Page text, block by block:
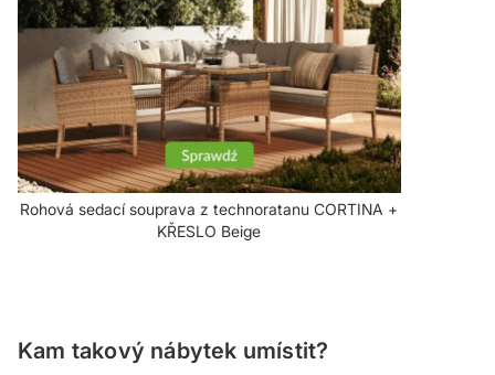
Rohová sedací souprava z technoratanu CORTINA +
KŘESLO Beige
Kam takový nábytek umístit?